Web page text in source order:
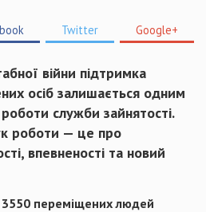
Twitter Google+
війни підтримка
осіб залишається одним
служби зайнятості.
роботи — це про
впевненості та новий
3550 переміщених людей